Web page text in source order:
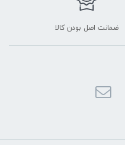
ضمانت اصل بودن کالا